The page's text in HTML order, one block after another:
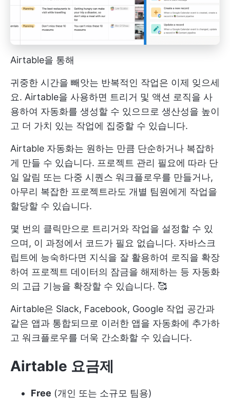
Airtable을 통해
귀중한 시간을 빼앗는 반복적인 작업은 이제 잊으세
요. Airtable을 사용하면 트리거 및 액션 로직을 사
용하여 자동화를 생성할 수 있으므로 생산성을 높이
고 더 가치 있는 작업에 집중할 수 있습니다.
Airtable 자동화는 원하는 만큼 단순하거나 복잡하
게 만들 수 있습니다. 프로젝트 관리 필요에 따라 단
일 알림 또는 다중 시퀀스 워크플로우를 만들거나,
아무리 복잡한 프로젝트라도 개별 팀원에게 작업을
할당할 수 있습니다.
몇 번의 클릭만으로 트리거와 작업을 설정할 수 있
으며, 이 과정에서 코드가 필요 없습니다. 자바스크
립트에 능숙하다면 지식을 잘 활용하여 로직을 확장
하여 프로젝트 데이터의 잠금을 해제하는 등 자동화
의 고급 기능을 확장할 수 있습니다. 🥰
Airtable은 Slack, Facebook, Google 작업 공간과
같은 앱과 통합되므로 이러한 앱을 자동화에 추가하
고 워크플로우를 더욱 간소화할 수 있습니다.
Airtable 요금제
Free (개인 또는 소규모 팀용)